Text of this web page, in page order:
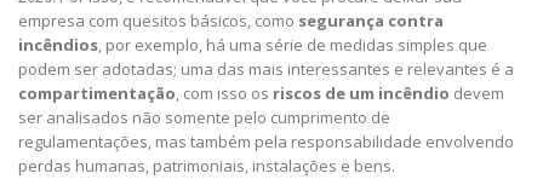
empresa com quesitos básicos, como segurança contra
incêndios, por exemplo, há uma série de medidas simples que
podem ser adotadas; uma das mais interessantes e relevantes é a
compartimentação, com isso os riscos de um incêndio devem
ser analisados não somente pelo cumprimento de
regulamentações, mas também pela responsabilidade envolvendo
perdas humanas, patrimoniais, instalações e bens.